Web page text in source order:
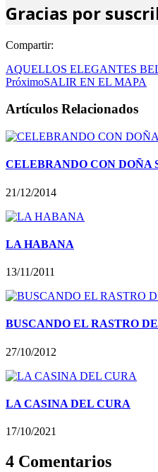
Gracias por
Compartir:
AQUELLOS ELEGANTES
PróximoSALIR EN EL MAPA
Artículos Relacionados
CELEBRANDO CON DOÑA
21/12/2014
LA HABANA
13/11/2011
BUSCANDO EL RASTRO
27/10/2012
LA CASINA DEL CURA
17/10/2021
4 Comentarios